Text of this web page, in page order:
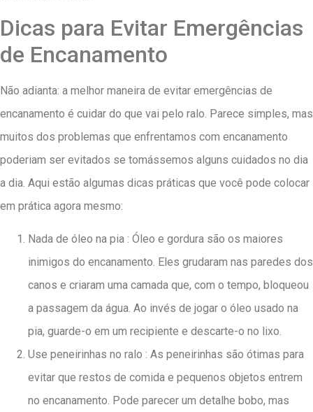
Dicas para Evitar Emergências
de Encanamento
Não adianta: a melhor maneira de evitar emergências de
encanamento é cuidar do que vai pelo ralo. Parece simples, mas
muitos dos problemas que enfrentamos com encanamento
poderiam ser evitados se tomássemos alguns cuidados no dia
a dia. Aqui estão algumas dicas práticas que você pode colocar
em prática agora mesmo:
Nada de óleo na pia : Óleo e gordura são os maiores
inimigos do encanamento. Eles grudaram nas paredes dos
canos e criaram uma camada que, com o tempo, bloqueou
a passagem da água. Ao invés de jogar o óleo usado na
pia, guarde-o em um recipiente e descarte-o no lixo.
Use peneirinhas no ralo : As peneirinhas são ótimas para
evitar que restos de comida e pequenos objetos entrem
no encanamento. Pode parecer um detalhe bobo, mas